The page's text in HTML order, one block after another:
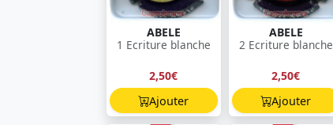
ABELE
1 Ecriture blanche
2,50€
Ajouter
ABELE
2 Ecriture blanche
2,50€
Ajouter